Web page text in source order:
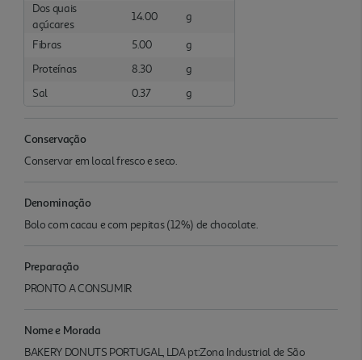
Dos quais
açúcares
14.00 g
Fibras 5.00
g
Proteínas
8.30
g
Sal
0.37 g
Conservação
Conservar em local fresco e seco.
Denominação
Bolo com cacau e com pepitas (12%) de chocolate.
Preparação
PRONTO A CONSUMIR
Nome e Morada
BAKERY DONUTS PORTUGAL, LDA pt:Zona Industrial de São